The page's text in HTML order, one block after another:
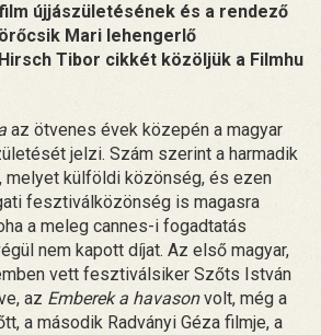
újjászületésének és a rendező
Mari lehengerlő
Tibor cikkét közöljük a Filmhu
az ötvenes évek közepén a magyar
jelzi. Szám szerint a harmadik
melyet külföldi közönség, és ezen
fesztiválközönség is magasra
a meleg cannes-i fogadtatás
nem kapott díjat. Az első magyar,
vett fesztiválsiker Szőts István
az Emberek a havasonvolt, még a
a második Radványi Géza filmje, a